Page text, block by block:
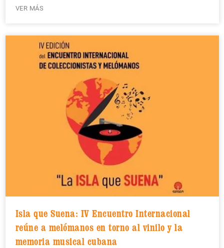
VER MÁS
Isla que Suena: IV Encuentro Internacional
reúne a melómanos en torno al vinilo y la
memoria musical cubana